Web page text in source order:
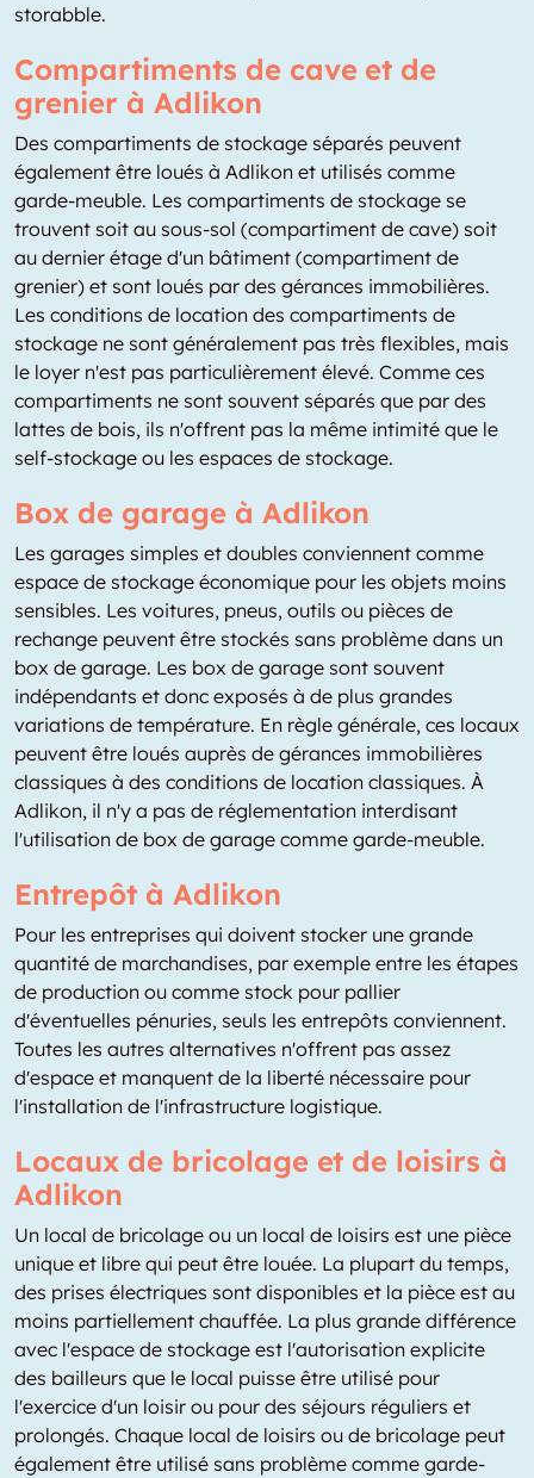
storabble.
Compartiments de cave et de
grenier à Adlikon
Des compartiments de stockage séparés peuvent
également être loués à Adlikon et utilisés comme
garde-meuble. Les compartiments de stockage se
trouvent soit au sous-sol (compartiment de cave) soit
au dernier étage d'un bâtiment (compartiment de
grenier) et sont loués par des gérances immobilières.
Les conditions de location des compartiments de
stockage ne sont généralement pas très flexibles, mais
le loyer n'est pas particulièrement élevé. Comme ces
compartiments ne sont souvent séparés que par des
lattes de bois, ils n'offrent pas la même intimité que le
self-stockage ou les espaces de stockage.
Box de garage à Adlikon
Les garages simples et doubles conviennent comme
espace de stockage économique pour les objets moins
sensibles. Les voitures, pneus, outils ou pièces de
rechange peuvent être stockés sans problème dans un
box de garage. Les box de garage sont souvent
indépendants et donc exposés à de plus grandes
variations de température. En règle générale, ces locaux
peuvent être loués auprès de gérances immobilières
classiques à des conditions de location classiques. À
Adlikon, il n'y a pas de réglementation interdisant
l'utilisation de box de garage comme garde-meuble.
Entrepôt à Adlikon
Pour les entreprises qui doivent stocker une grande
quantité de marchandises, par exemple entre les étapes
de production ou comme stock pour pallier
d'éventuelles pénuries, seuls les entrepôts conviennent.
Toutes les autres alternatives n'offrent pas assez
d'espace et manquent de la liberté nécessaire pour
l'installation de l'infrastructure logistique.
Locaux de bricolage et de loisirs à
Adlikon
Un local de bricolage ou un local de loisirs est une pièce
unique et libre qui peut être louée. La plupart du temps,
des prises électriques sont disponibles et la pièce est au
moins partiellement chauffée. La plus grande différence
avec l'espace de stockage est l'autorisation explicite
des bailleurs que le local puisse être utilisé pour
l'exercice d'un loisir ou pour des séjours réguliers et
prolongés. Chaque local de loisirs ou de bricolage peut
également être utilisé sans problème comme garde-